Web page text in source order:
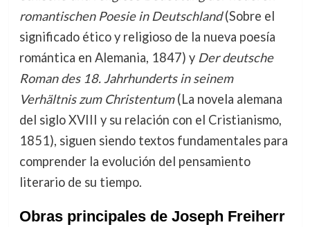
romantischen Poesie in Deutschland(Sobre el
significado ético y religioso de la nueva poesía
romántica en Alemania, 1847) y Der deutsche
Roman des 18. Jahrhunderts in seinem
Verhältnis zum Christentum(La novela alemana
del siglo XVIII y su relación con el Cristianismo,
1851), siguen siendo textos fundamentales para
comprender la evolución del pensamiento
literario de su tiempo.
Obras principales de Joseph Freiherr